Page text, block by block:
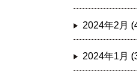
2024年2月
2024年1月